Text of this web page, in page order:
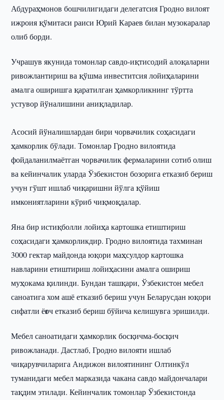
Абдураҳмонов бошчилигидаги делегатсия Гродно вилоят
ижроия қўмитаси раиси Юрий Караев билан музокаралар
олиб борди.
Учрашув якунида томонлар савдо-иқтисодий алоқаларни
ривожлантириш ва қўшма инвеститсия лойиҳаларини
амалга оширишга қаратилган ҳамкорликнинг тўртта
устувор йўналишини аниқладилар.
Асосий йўналишлардан бири чорвачилик соҳасидаги
ҳамкорлик бўлади. Томонлар Гродно вилоятида
фойдаланилмаётган чорвачилик фермаларини сотиб олиш
ва кейинчалик уларда Ўзбекистон бозорига етказиб бериш
учун гўшт ишлаб чиқаришни йўлга қўйиш
имкониятларини кўриб чиқмоқдалар.
Яна бир истиқболли лойиҳа картошка етиштириш
соҳасидаги ҳамкорликдир. Гродно вилоятида тахминан
3000 гектар майдонда юқори маҳсулдор картошка
навларини етиштириш лойиҳасини амалга ошириш
муҳокама қилинди. Бундан ташқари, Ўзбекистон мебел
саноатига хом ашё етказиб бериш учун Беларусдан юқори
сифатли ёғоч етказиб бериш бўйича келишувга эришилди.
Мебел саноатидаги ҳамкорлик босқичма-босқич
ривожланади. Дастлаб, Гродно вилояти ишлаб
чиқарувчиларига Андижон вилоятининг Олтинкўл
туманидаги мебел марказида чакана савдо майдончалари
тақдим этилади. Кейинчалик томонлар Ўзбекистонда